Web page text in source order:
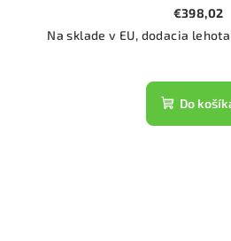
€398,02
Na sklade v EU, dodacia
Do